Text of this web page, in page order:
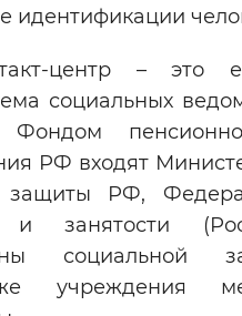
идентификации
центр – это
социальных
РФ входят
защиты РФ,
занятости
социальной
учреждения